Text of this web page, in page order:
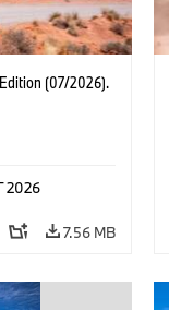
(07/2026).
2026
7.56 MB